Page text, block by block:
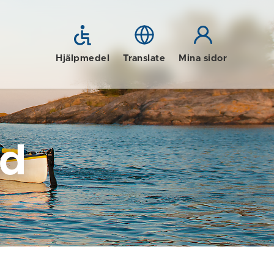
Hjälpmedel Translate Mina sidor